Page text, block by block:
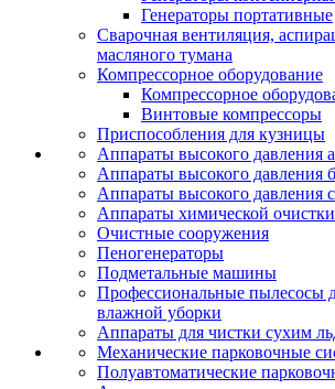
Генераторы портативные
Сварочная вентиляция,
масляного тумана
Компрессорное оборудование
Компрессорное
Винтовые компрессоры
Приспособления для кузницы
Аппараты высокого давления
Аппараты высокого давления
Аппараты высокого давления
Аппараты химической очистки
Очистные сооружения
Пеногенераторы
Подметальные машины
Профессиональные пылесосы
влажной уборки
Аппараты для чистки сухим
Механические парковочные
Полуавтоматические